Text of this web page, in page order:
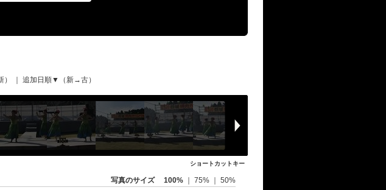
追加日順▼（新→古）
ショートカットキー
写真のサイズ 100% 75% 50%